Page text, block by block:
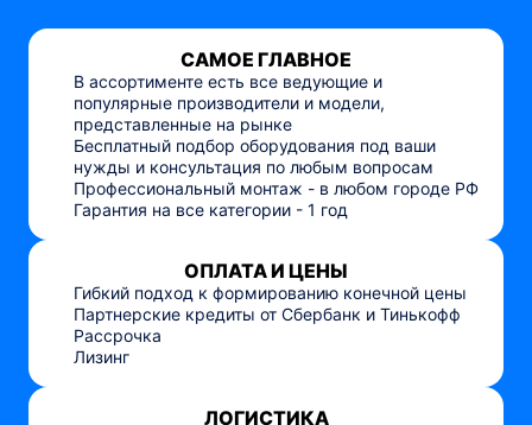
САМОЕ ГЛАВНОЕ
В ассортименте есть все ведующие и
популярные производители и модели,
представленные на рынке
Бесплатный подбор оборудования под ваши
нужды и консультация по любым вопросам
Профессиональный монтаж - в любом городе РФ
Гарантия на все категории - 1 год
ОПЛАТА И ЦЕНЫ
Гибкий подход к формированию конечной цены
Партнерские кредиты от Сбербанк и Тинькофф
Рассрочка
Лизинг
ЛОГИСТИКА